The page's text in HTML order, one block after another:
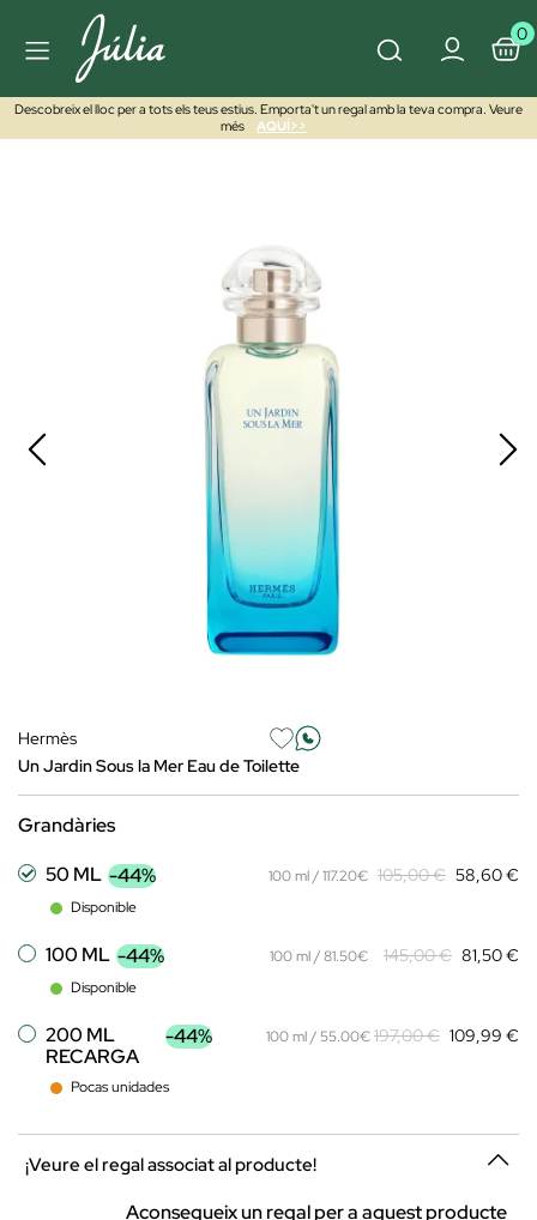
0
Descobreix el lloc per a tots els teus estius. Emporta't un regal amb la teva compra. Veure
més
AQUÍ>>
Hermès
Un Jardin Sous la Mer Eau de Toilette
Grandàries
50 ML -44%
Disponible
100 ml / 117.20€ 105,00 € 58,60 €
100 ML -44%
Disponible
100 ml / 81.50€ 145,00 € 81,50 €
200 ML
RECARGA
-44%
Pocas unidades
100 ml / 55.00€197,00 € 109,99 €
¡Veure el regal associat al producte!
Aconsegueix un regal per a aquest producte